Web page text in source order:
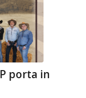
porta in